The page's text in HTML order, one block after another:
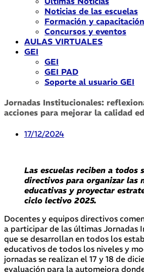
Noticias de las escuelas
Formación y capacitación
Concursos y eventos
AULAS VIRTUALES
GEI
GEI
GEI PAD
Soporte al usuario GEI
Jornadas Institucionales:
acciones para mejorar la calidad
17/12/2024
Las escuelas reciben a todos
directivos para organizar las
educativas y proyectar
ciclo lectivo 2025.
Docentes y equipos directivos
a participar de las últimas Jornadas
que se desarrollan en todos los
educativos de todos los niveles y
jornadas se realizan el 17 y 18 de
evaluación para la automejora